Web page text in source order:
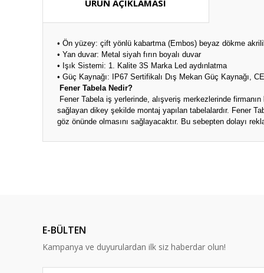
ÜRÜN AÇIKLAMASI
• Ön yüzey: çift yönlü kabartma (Embos) beyaz dökme
• Yan duvar: Metal siyah fırın boyalı duvar
• Işık Sistemi: 1. Kalite 3S Marka Led aydınlatma
• Güç Kaynağı: IP67 Sertifikalı Dış Mekan Güç Kaynağı,
Fener Tabela Nedir?
Fener Tabela iş yerlerinde, alışveriş merkezlerinde
sağlayan dikey şekilde montaj yapılan tabelalardır. Fener
göz önünde olmasını sağlayacaktır. Bu sebepten dolayı
Ürün bilgilerinde hatalar bulunuyor.
Ürün fiyatı diğer sitelerden daha pahalı.
Bu ürüne benzer farklı alternatifler olmalı.
E-BÜLTEN
Kampanya ve duyurulardan ilk siz haberdar olun!